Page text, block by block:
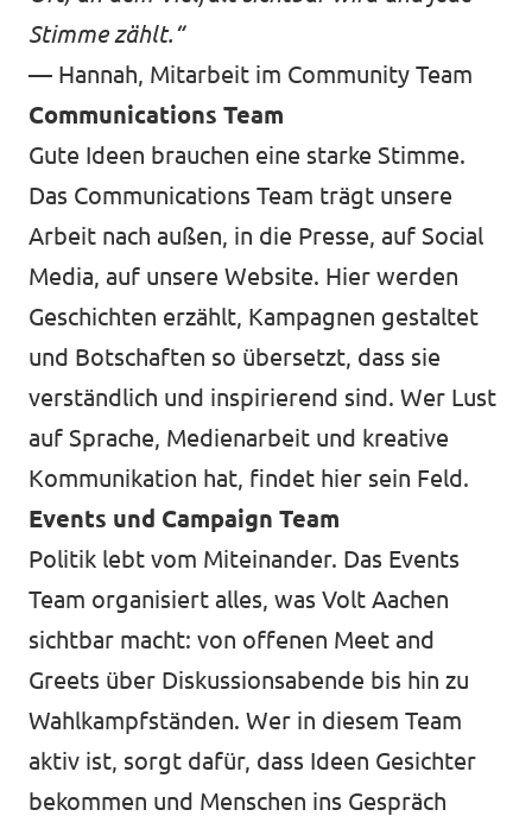
Stimme zählt.“
— Hannah, Mitarbeit im Community Team
Communications Team
Gute Ideen brauchen eine starke Stimme.
Das Communications Team trägt unsere
Arbeit nach außen, in die Presse, auf Social
Media, auf unsere Website. Hier werden
Geschichten erzählt, Kampagnen gestaltet
und Botschaften so übersetzt, dass sie
verständlich und inspirierend sind. Wer Lust
auf Sprache, Medienarbeit und kreative
Kommunikation hat, findet hier sein Feld.
Events und Campaign Team
Politik lebt vom Miteinander. Das Events
Team organisiert alles, was Volt Aachen
sichtbar macht: von offenen Meet and
Greets über Diskussionsabende bis hin zu
Wahlkampfständen. Wer in diesem Team
aktiv ist, sorgt dafür, dass Ideen Gesichter
bekommen und Menschen ins Gespräch